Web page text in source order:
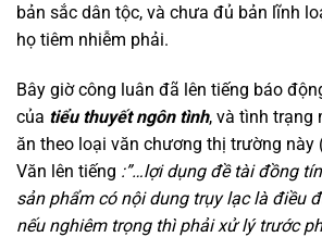
bản sắc dân tộc, và chưa đủ bản lĩnh
họ tiêm nhiễm phải.
Bây giờ công luân đã lên tiếng báo
của tiểu thuyết ngôn tình, và tình trạng
ăn theo loại văn chương thị trường này
Văn lên tiếng :”…lợi dụng đề tài đồng
sản phẩm có nội dung trụy lạc là điều
nếu nghiêm trọng thì phải xử lý trước